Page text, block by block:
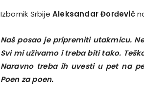
Izbornik Srbije Aleksandar Đorđević
Naš posao je pripremiti utakmicu.
Svi mi uživamo i treba biti tako.
Naravno treba ih uvesti u pet na
Poen za poen.